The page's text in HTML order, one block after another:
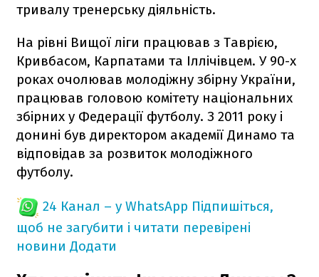
тривалу тренерську діяльність.
На рівні Вищої ліги працював з Таврією,
Кривбасом, Карпатами та Іллічівцем. У 90-х
роках очолював молодіжну збірну України,
працював головою комітету національних
збірних у Федерації футболу. З 2011 року і
донині був директором академії Динамо та
відповідав за розвиток молодіжного
футболу.
24 Канал – у WhatsApp Підпишіться,
щоб не загубити і читати перевірені
новини Додати